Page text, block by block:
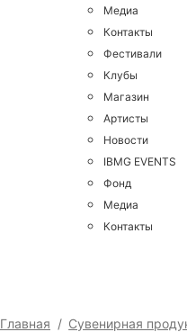
Медиа
Контакты
Фестивали
Клубы
Магазин
Артисты
Новости
IBMG EVENTS
Фонд
Медиа
Контакты
Главная / Сувенирная